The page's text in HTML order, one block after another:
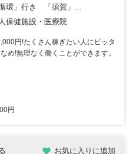
循環」行き 「須賀」...
保健施設・医療院
円!たくさん稼ぎたい人にピッタ
め!無理なく働くことができます。
円
お気に入りに追加